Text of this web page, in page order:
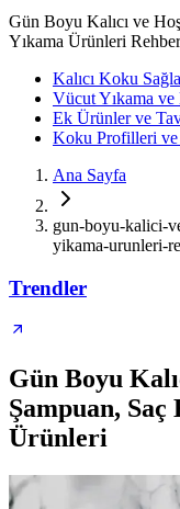
Gün Boyu Kalıcı ve
Yıkama Ürünleri
Kalıcı Koku
Vücut Yıkama
Ek Ürünler ve
Koku Profilleri ve
Ana Sayfa
gun-boyu-kalici-
yikama-urunleri-
Trendler
Gün Boyu
Şampuan,
Ürünleri